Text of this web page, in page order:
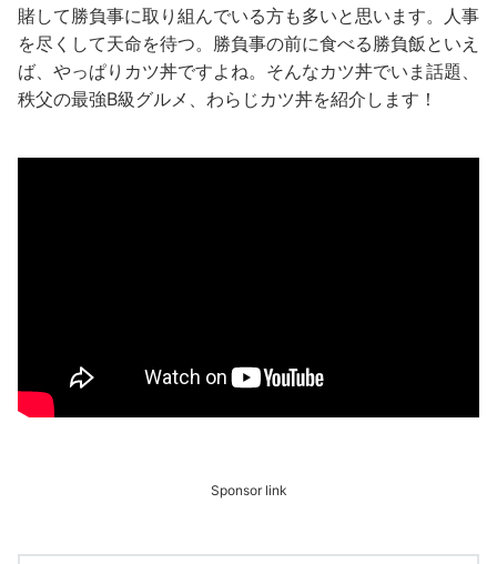
賭して勝負事に取り組んでいる方も多いと思います。人事
を尽くして天命を待つ。勝負事の前に食べる勝負飯といえ
ば、やっぱりカツ丼ですよね。そんなカツ丼でいま話題、
秩父の最強B級グルメ、わらじカツ丼を紹介します！
Sponsor link